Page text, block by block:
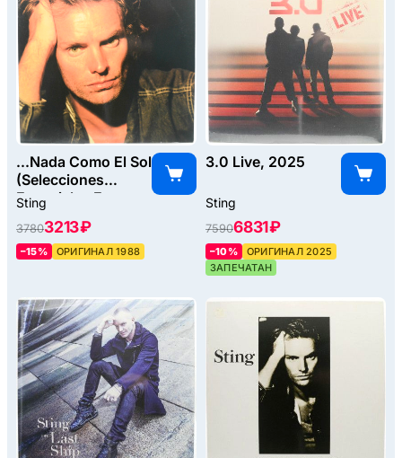
...Nada Como El Sol
(Selecciones
Especiales En
Espanol Y
Portugues), 1988
Sting
37803213 ₽
–15% ОРИГИНАЛ 1988
3.0 Live, 2025
Sting
75906831 ₽
–10%
ОРИГИНАЛ 2025
ЗАПЕЧАТАН